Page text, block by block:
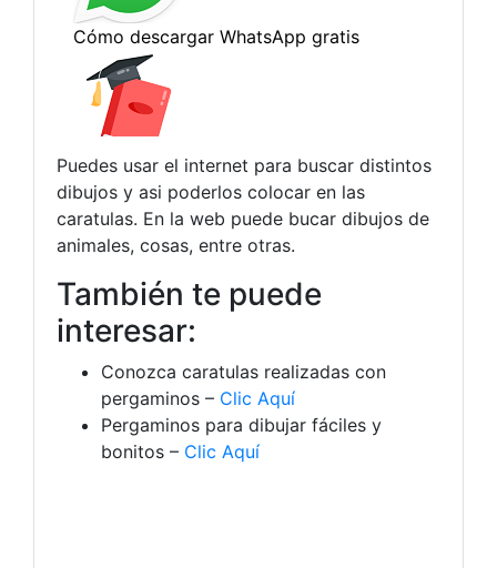
Puedes usar el internet para buscar distintos
dibujos y asi poderlos colocar en las
caratulas. En la web puede bucar dibujos de
animales, cosas, entre otras.
También te puede
interesar:
Conozca caratulas realizadas con
pergaminos – Clic Aquí
Pergaminos para dibujar fáciles y
bonitos – Clic Aquí